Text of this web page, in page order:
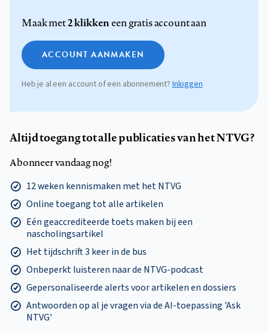
Maak met2 klikkeneen gratis account aan
ACCOUNT AANMAKEN
Heb je al een account of een abonnement? Inloggen
Altijd toegang tot alle publicaties van het NTVG?
Abonneer vandaag nog!
12 weken kennismaken met het NTVG
Online toegang tot alle artikelen
Eén geaccrediteerde toets maken bij een
nascholingsartikel
Het tijdschrift 3 keer in de bus
Onbeperkt luisteren naar de NTVG-podcast
Gepersonaliseerde alerts voor artikelen en dossiers
Antwoorden op al je vragen via de AI-toepassing 'Ask
NTVG'